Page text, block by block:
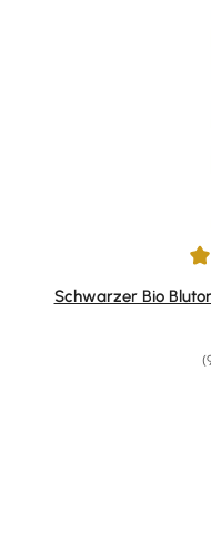
Durchschnittliche
Schwarzer Bio